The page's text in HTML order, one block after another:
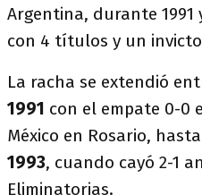
Argentina, durante 1991
con 4 títulos y un
La racha se extendió
1991 con el empate 0-0
México en Rosario,
1993, cuando cayó 2-1
Eliminatorias.